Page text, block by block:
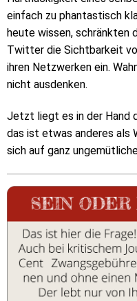
einfach zu phantastisch
heute wissen, schränkten
Twitter die Sichtbarkeit
ihren Netzwerken ein.
nicht ausdenken.
Jetzt liegt es in der Hand
das ist etwas anderes als
sich auf ganz